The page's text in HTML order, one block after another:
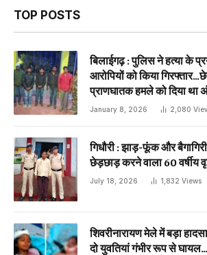
TOP POSTS
बिलाईगढ़ : पुलिस ने हत्या के
आरोपियों को किया
प्राणघातक हमले को दिया था
January 8, 2026 2,080
गिधौरी : झाड़-फूंक और
छेड़छाड़ करने वाला 60 वर्षीय
July 18, 2026 1,832 Views
शिवरीनारायण मेले में बड़ा
दो युवतियां गंभीर रूप से घायल…